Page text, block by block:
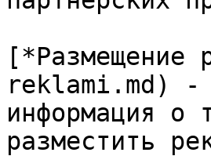
reklami.md) -
информация о
разместить